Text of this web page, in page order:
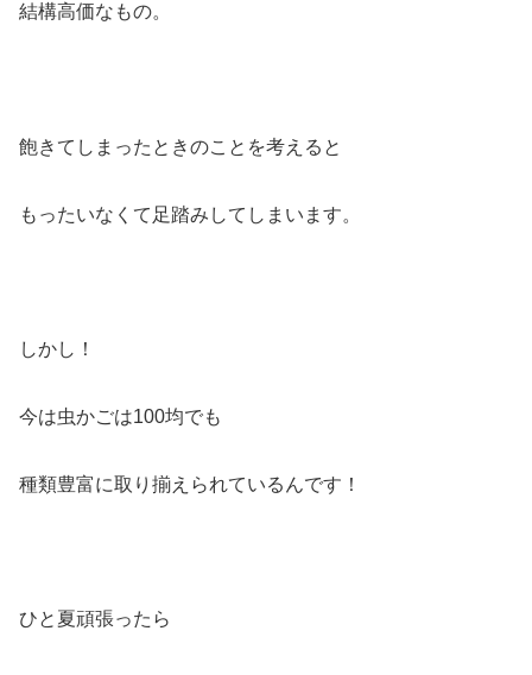
結構高価なもの。
飽きてしまったときのことを考えると
もったいなくて足踏みしてしまいます。
しかし！
今は虫かごは100均でも
種類豊富に取り揃えられているんです！
ひと夏頑張ったら